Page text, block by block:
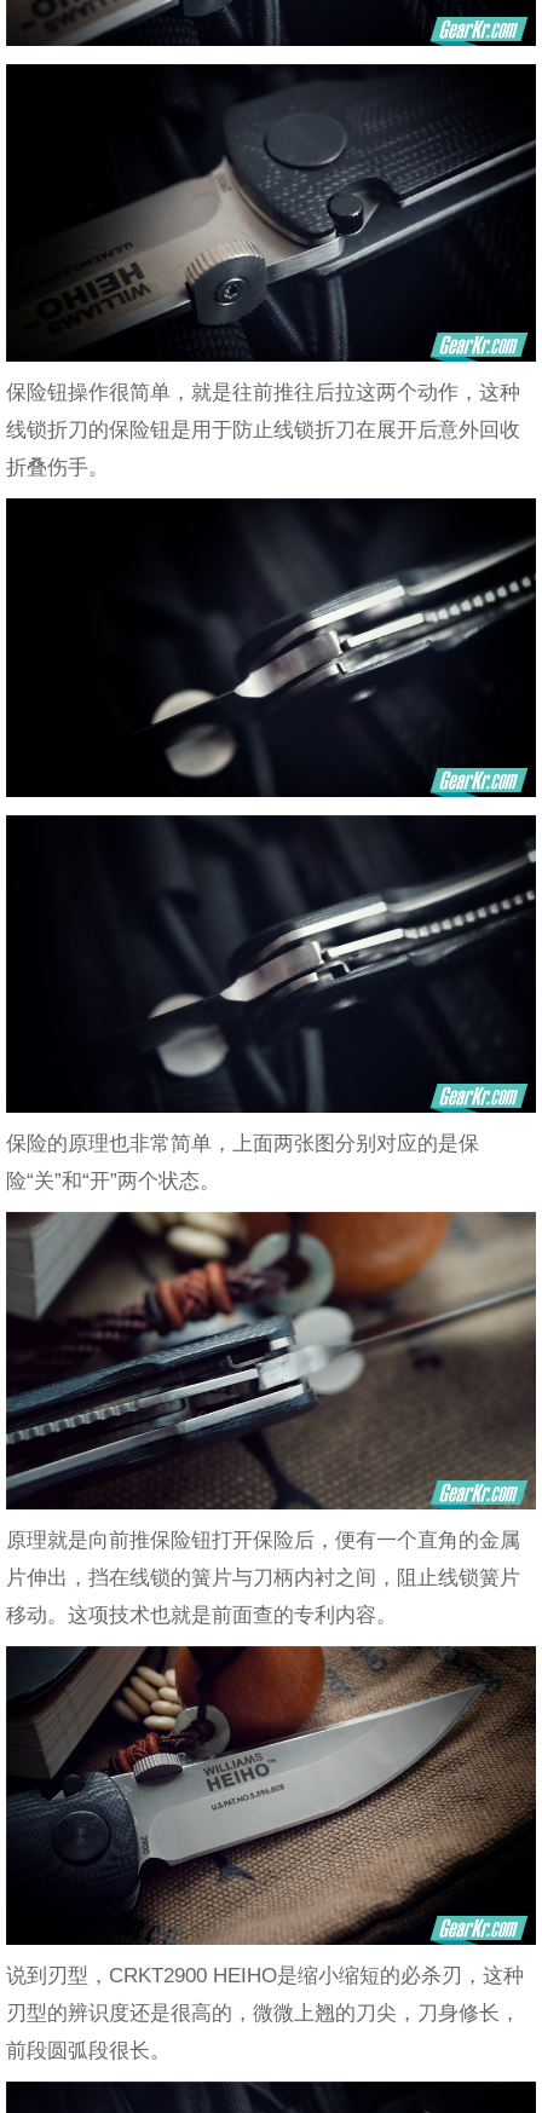
保险钮操作很简单，就是往前推往后拉这两个动作，这种
线锁折刀的保险钮是用于防止线锁折刀在展开后意外回收
折叠伤手。
保险的原理也非常简单，上面两张图分别对应的是保
险“关”和“开”两个状态。
原理就是向前推保险钮打开保险后，便有一个直角的金属
片伸出，挡在线锁的簧片与刀柄内衬之间，阻止线锁簧片
移动。这项技术也就是前面查的专利内容。
说到刃型，CRKT2900 HEIHO是缩小缩短的必杀刃，这种
刃型的辨识度还是很高的，微微上翘的刀尖，刀身修长，
前段圆弧段很长。